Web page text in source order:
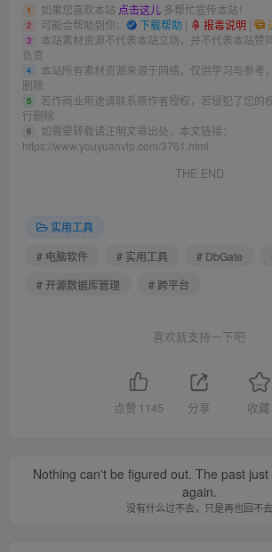
1 如果您喜欢本站 点击这儿 多帮忙宣传本站！
2 可能会帮助到你： 下载帮助 | 报毒说明 |
3
本站素材资源不代表本站立场，并不代表本站赞
负责
4
本站所有素材资源来源于网络，仅供学习与参考
删除
5 若作商业用途请联系原作者授权，若侵犯了您的
行删除
6
如需要转载请注明文章出处，本文链接：
https://www.youyuanvip.com/3761.html
THE END
实用工具
# 电脑软件
# 实用工具 # DbGate
# 开源数据库管理
# 跨平台
喜欢就支持一下吧
点赞 1145 分享 收藏
Nothing can't be figured out. The past
again.
没有什么过不去，只是再也回不去